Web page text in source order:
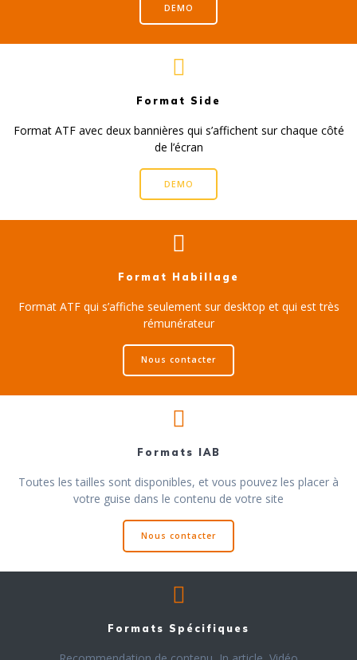
DEMO
Format Side
Format ATF avec deux bannières qui s’affichent sur chaque côté
de l’écran
DEMO
Format Habillage
Format ATF qui s’affiche seulement sur desktop et qui est très
rémunérateur
Nous contacter
Formats IAB
Toutes les tailles sont disponibles, et vous pouvez les placer à
votre guise dans le contenu de votre site
Nous contacter
Formats Spécifiques